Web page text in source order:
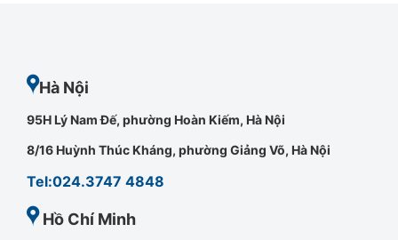
Hà Nội
95H Lý Nam Đế, phường Hoàn Kiếm, Hà Nội
8/16 Huỳnh Thúc Kháng, phường Giảng Võ, Hà Nội
Tel:024.3747 4848
Hồ Chí Minh